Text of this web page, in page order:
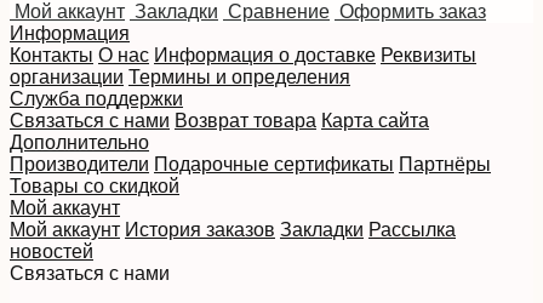
Мой аккаунт Закладки Сравнение Оформить заказ
Информация
Контакты О нас Информация о доставке Реквизиты
организации Термины и определения
Служба поддержки
Связаться с нами Возврат товара Карта сайта
Дополнительно
Производители Подарочные сертификаты Партнёры
Товары со скидкой
Мой аккаунт
Мой аккаунт История заказов Закладки Рассылка
новостей
Связаться с нами